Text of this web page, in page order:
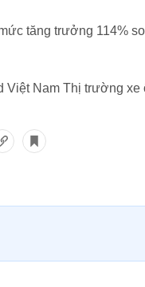
tăng trưởng 114%
Việt Nam Thị trường xe